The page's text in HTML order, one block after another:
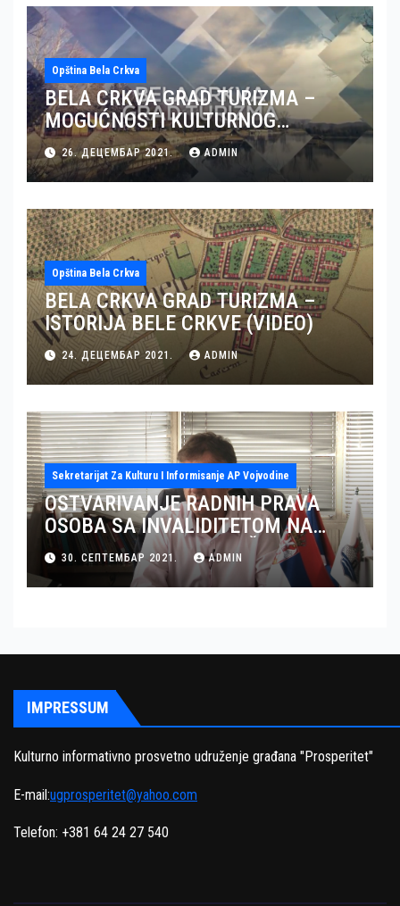
Opština Bela Crkva
BELA CRKVA GRAD TURIZMA –
MOGUĆNOSTI KULTURNOG
TURIZMA U BELOJ CRKVI (VIDEO)
26. ДЕЦЕМБАР 2021. ADMIN
Opština Bela Crkva
BELA CRKVA GRAD TURIZMA –
ISTORIJA BELE CRKVE (VIDEO)
24. ДЕЦЕМБАР 2021. ADMIN
Sekretarijat Za Kulturu I Informisanje AP Vojvodine
OSTVARIVANJE RADNIH PRAVA
OSOBA SA INVALIDITETOM NA
TERITORIJI OKRUGA JUŽNI BANAT
– GRAD PANČEVO
30. СЕПТЕМБАР 2021. ADMIN
IMPRESSUM
Kulturno informativno prosvetno udruženje građana "Prosperitet"
E-mail:ugprosperitet@yahoo.com
Telefon: +381 64 24 27 540